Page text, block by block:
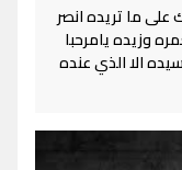
على ما تريده انصر
وزيده يامرحبا
الا الذي عنده